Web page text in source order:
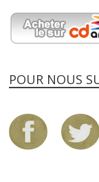
POUR NOUS